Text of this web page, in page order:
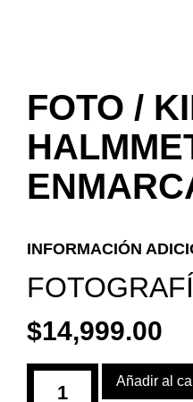
FOTO /
INFORMACIÓN
$14,999.00
Añadir al